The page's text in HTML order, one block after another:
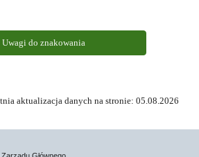
Uwagi do znakowania
aktualizacja danych na stronie: 05.08.2026